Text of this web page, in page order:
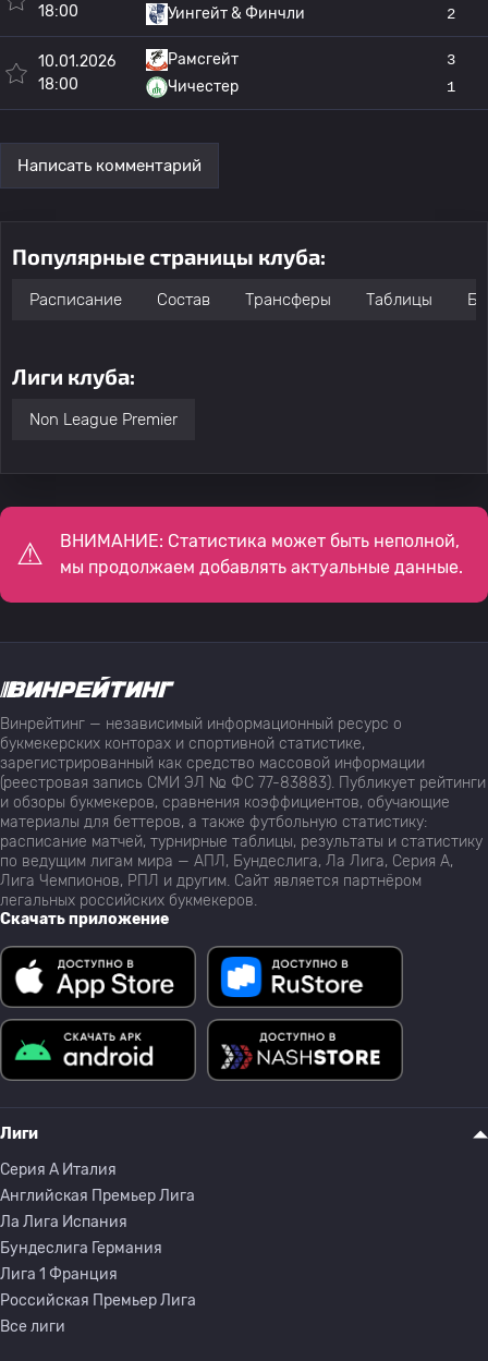
18:00
Уингейт & Финчли
2
10.01.2026
18:00
Рамсгейт
Чичестер
3
1
Написать комментарий
Популярные страницы клуба:
Расписание Состав Трансферы Таблицы
Лиги клуба:
Non League Premier
ВНИМАНИЕ: Статистика может быть неполной,
мы продолжаем добавлять актуальные данные.
Винрейтинг — независимый информационный ресурс о
букмекерских конторах и спортивной статистике,
зарегистрированный как средство массовой информации
(реестровая запись СМИ ЭЛ № ФС 77-83883). Публикует рейтинги
и обзоры букмекеров, сравнения коэффициентов, обучающие
материалы для беттеров, а также футбольную статистику:
расписание матчей, турнирные таблицы, результаты и статистику
по ведущим лигам мира — АПЛ, Бундеслига, Ла Лига, Серия А,
Лига Чемпионов, РПЛ и другим. Сайт является партнёром
легальных российских букмекеров.
Скачать приложение
Лиги
Серия A Италия
Английская Премьер Лига
Ла Лига Испания
Бундеслига Германия
Лига 1 Франция
Российская Премьер Лига
Все лиги